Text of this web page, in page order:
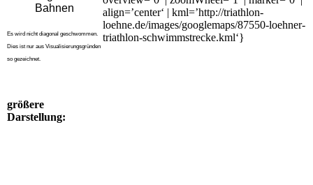
Bahnen
Es wird nicht diagonal geschwommen.
Dies ist nur aus Visualisierungsgründen
so gezeichnet.
größere
Darstellung:
align=’center‘ | kml=’http://triathlon-
loehne.de/images/googlemaps/87550-loehner-
triathlon-schwimmstrecke.kml‘}